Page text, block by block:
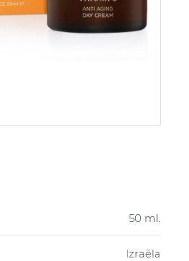
50 ml.
Izraēla